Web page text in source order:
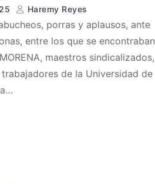
Haremy Reyes
porras y aplausos, ante
entre los que se encontraban
maestros sindicalizados,
de la Universidad de